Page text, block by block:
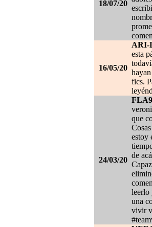
18/07/20
16/05/20
ARI-
esta
fics.
24/03/20
que
estoy
de
leerlo
una
vivir